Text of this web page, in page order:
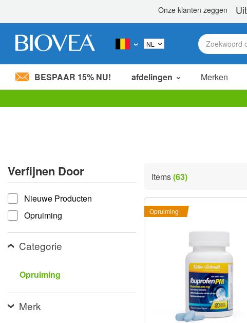
Let
Druk
op
Control-
F11
om
de
aan
slechtzienden
een
schermlezer
gebruiken;
BESPAAR 15% NU! afdelingen Merken
Verfijnen Door
verfijnen door
Nieuwe Producten
Opruiming
Categorie
Opruiming
Merk
Items(63)
Opruiming